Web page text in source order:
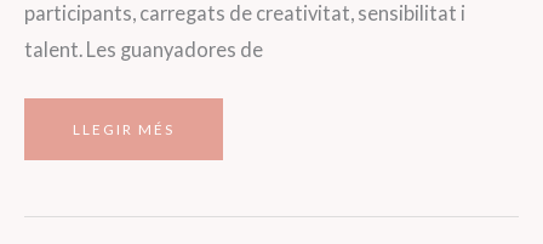
participants, carregats de creativitat, sensibilitat i
talent. Les guanyadores de
TEXTOS
LLEGIR MÉS